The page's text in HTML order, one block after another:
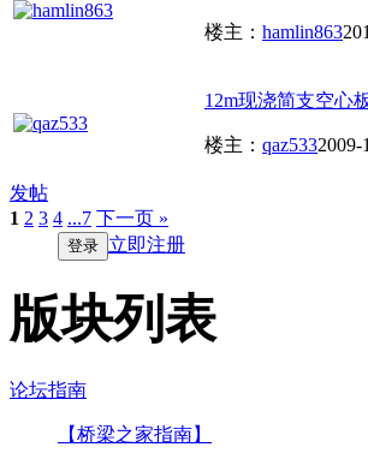
楼主： hamlin863
12m现浇简支空心
楼主： qaz5332009-
发帖
1 2 3 4 ...7 下一页 »
登录 立即注册
版块列表
论坛指南
【桥梁之家指南】